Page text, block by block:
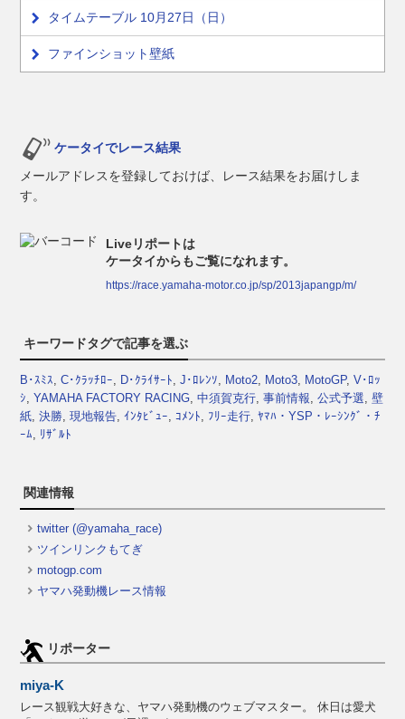
タイムテーブル 10月27日（日）
ファインショット壁紙
ケータイでレース結果
メールアドレスを登録しておけば、レース結果をお届けしま
す。
Liveリポートは
ケータイからもご覧になれます。
https://race.yamaha-motor.co.jp/sp/2013japangp/m/
キーワードタグで記事を選ぶ
B･ｽﾐｽ,C･ｸﾗｯﾁﾛｰ, D･ｸﾗｲｻｰﾄ,J･ﾛﾚﾝｿ, Moto2, Moto3, MotoGP,V･ﾛｯ
ｼ,YAMAHA FACTORY RACING,中須賀克行,事前情報,公式予選,壁
紙,決勝,現地報告,ｲﾝﾀﾋﾞｭｰ,ｺﾒﾝﾄ, ﾌﾘｰ走行,ﾔﾏﾊ・YSP・ﾚｰｼﾝｸﾞ・ﾁ
ｰﾑ, ﾘｻﾞﾙﾄ
関連情報
twitter (@yamaha_race)
ツインリンクもてぎ
motogp.com
ヤマハ発動機レース情報
リポーター
miya-K
レース観戦大好きな、ヤマハ発動機のウェブマスター。 休日は愛犬